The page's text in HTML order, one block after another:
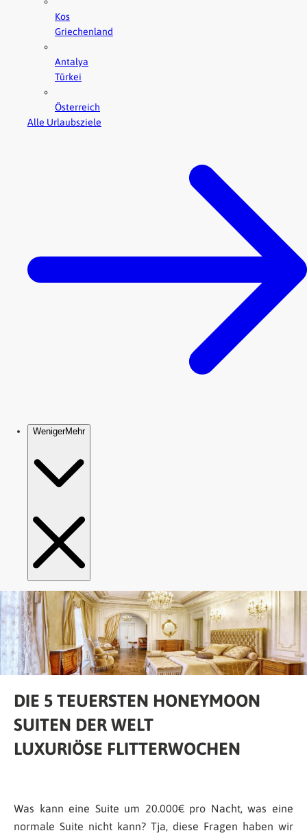
DIE 5 TEUERSTEN HONEYMOON
SUITEN DER WELT
LUXURIÖSE FLITTERWOCHEN
Was kann eine Suite um 20.000€ pro Nacht, was eine
normale Suite nicht kann? Tja, diese Fragen haben wir